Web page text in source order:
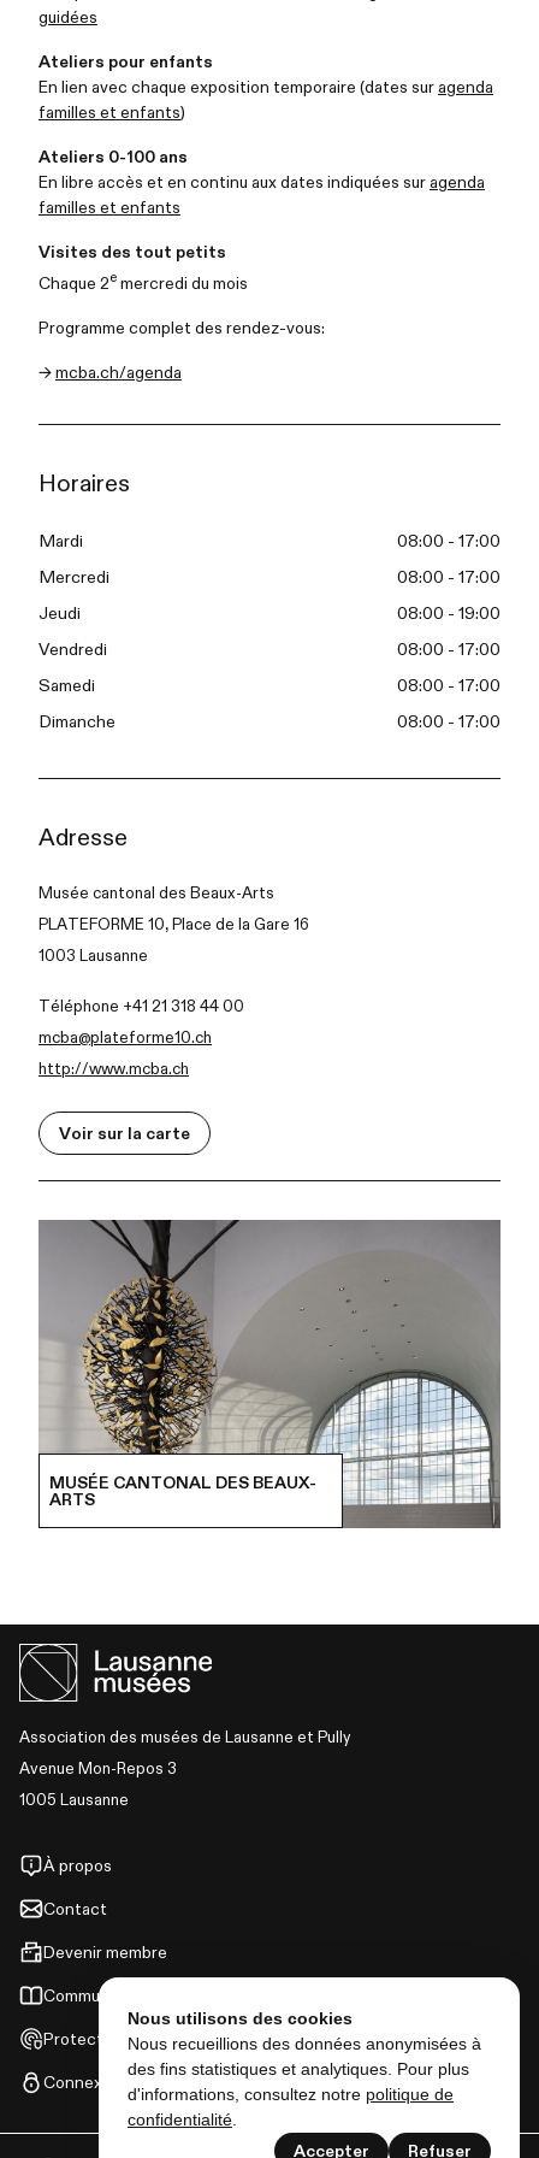
guidées
Ateliers pour enfants
En lien avec chaque exposition temporaire (dates sur agenda
familles et enfants)
Ateliers 0-100 ans
En libre accès et en continu aux dates indiquées sur agenda
familles et enfants
Visites des tout petits
Chaque 2e mercredi du mois
Programme complet des rendez-vous:
→ mcba.ch/agenda
Horaires
Mardi 08:00 - 17:00
Mercredi 08:00 - 17:00
Jeudi 08:00 - 19:00
Vendredi 08:00 - 17:00
Samedi 08:00 - 17:00
Dimanche 08:00 - 17:00
Adresse
Musée cantonal des Beaux-Arts
PLATEFORME 10, Place de la Gare 16
1003 Lausanne
Téléphone +41 21 318 44 00
mcba@plateforme10.ch
http://www.mcba.ch
Voir sur la carte
MUSÉE CANTONAL DES BEAUX-
ARTS
Association des musées de Lausanne et Pully
Avenue Mon-Repos 3
1005 Lausanne
À propos
Contact
Devenir membre
Communiqués de presse
Protection des données
Connexion
Nous utilisons des cookies
Nous recueillions des données anonymisées à
des fins statistiques et analytiques. Pour plus
d'informations, consultez notre politique de
confidentialité
Accepter Refuser